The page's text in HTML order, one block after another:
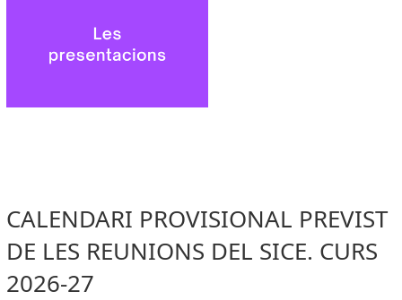
CALENDARI PROVISIONAL PREVIST
DE LES REUNIONS DEL SICE. CURS
2026-27